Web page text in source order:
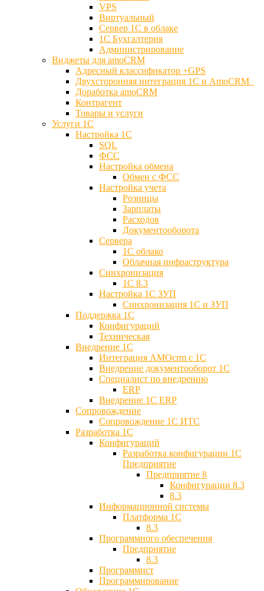
VPS
Виртуальный
Сервер 1С в облаке
1С Бухгалтерия
Администрирование
Виджеты для amoCRM
Адресный классификатор +GPS
Двухсторонняя интеграция 1С и AmoCRM
Доработка amoCRM
Контрагент
Товары и услуги
Услуги 1С
Настройка 1С
SQL
ФСС
Настройка обмена
Обмен с ФСС
Настройка учета
Розницы
Зарплаты
Расходов
Документооборота
Сервера
1С облако
Облачная инфраструктура
Синхронизация
1С 8.3
Настройка 1С ЗУП
Синхронизация 1С и ЗУП
Поддержка 1С
Конфигураций
Техническая
Внедрение 1С
Интеграция AMOcrm с 1C
Внедрение документооборот 1С
Специалист по внедрению
ERP
Внедрение 1С ERP
Cопровождение
Cопровождение 1С ИТС
Разработка 1C
Конфигураций
Разработка конфигурации 1С
Предприятие
Предприятие 8
Конфигурации 8.3
8.3
Информационной системы
Платформа 1С
8.3
Программного обеспечения
Предприятие
8.3
Программист
Программирование